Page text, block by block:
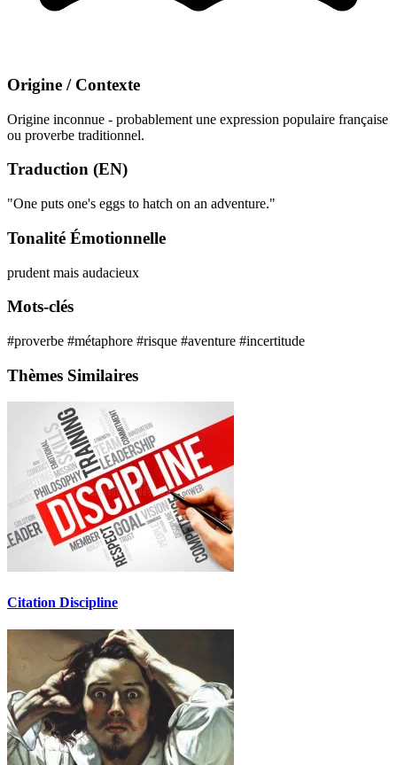
Origine / Contexte
Origine inconnue - probablement une expression populaire française
ou proverbe traditionnel.
Traduction (EN)
"One puts one's eggs to hatch on an adventure."
Tonalité Émotionnelle
prudent mais audacieux
Mots-clés
#proverbe #métaphore #risque #aventure #incertitude
Thèmes Similaires
Citation Discipline